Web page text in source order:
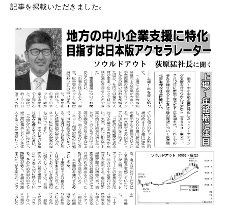
記事を掲載いただきました。